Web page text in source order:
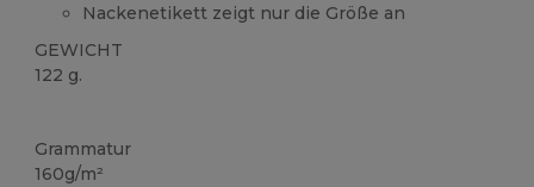
Nackenetikett zeigt nur die Größe an
GEWICHT
122 g.
Grammatur
160g/m²